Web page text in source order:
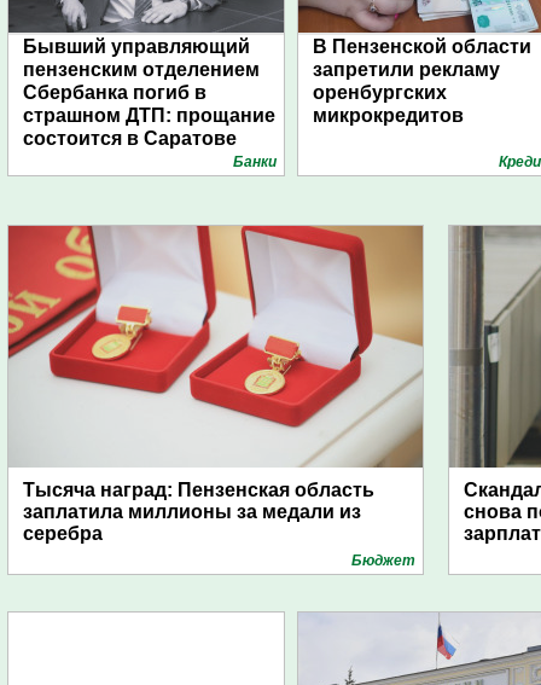
Бывший управляющий
пензенским отделением
Сбербанка погиб в
страшном ДТП: прощание
состоится в Саратове
Банки
В Пензенской области
запретили рекламу
оренбургских
микрокредитов
Тысяча наград: Пензенская область
заплатила миллионы за медали из
серебра
Бюджет
снова